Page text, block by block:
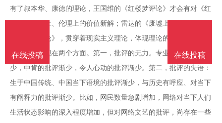
有了叔本华、康德的理论，王国维的《红楼梦评论》才会有对《红
楼梦》美学上、伦理上的价值新解；雷达的《废墟上的精魂——
〈白鹿原〉论》，贯穿着现实主义理论，体现理论的巨大力量。
孙：主要表现在两个方面。第一，批评的无力。专业性的批评渐
少，中肯的批评渐少，令人心动的批评渐少。第二，批评的失语：
生于中国传统、中国当下语境的批评渐少，与历史有呼应、对当下
有阐释力的批评渐少。比如，网民数量急剧增加，网络对当下人们
生活状态影响的深入程度增加，但对网络文艺的批评，尚存在一些
在线投稿
在线投稿